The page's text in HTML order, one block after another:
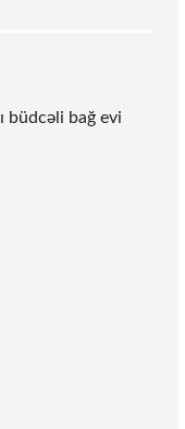
büdcəli bağ evi